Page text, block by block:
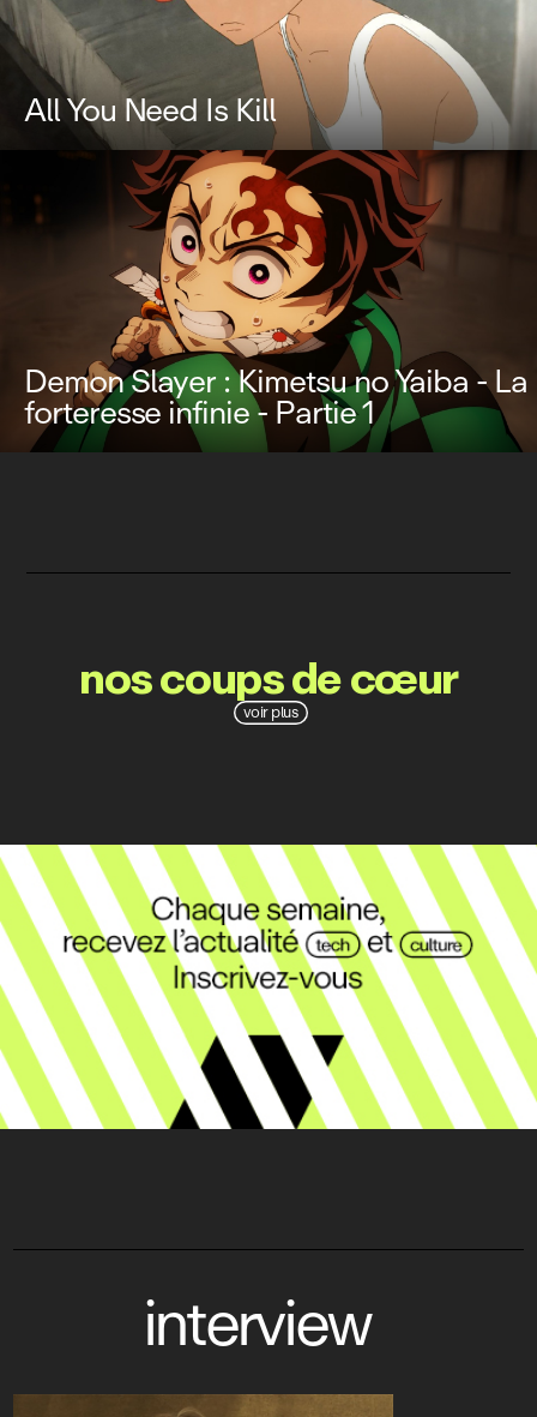
All You Need Is Kill
Demon Slayer : Kimetsu no Yaiba - La
forteresse infinie - Partie 1
voir plus
nos coups de cœur
interview